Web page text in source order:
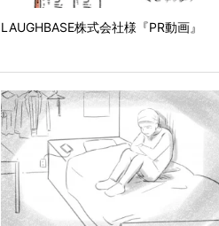
LAUGHBASE株式会社様『PR動画』